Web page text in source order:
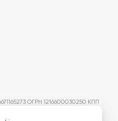
ОГРН 1216600030250 КПП